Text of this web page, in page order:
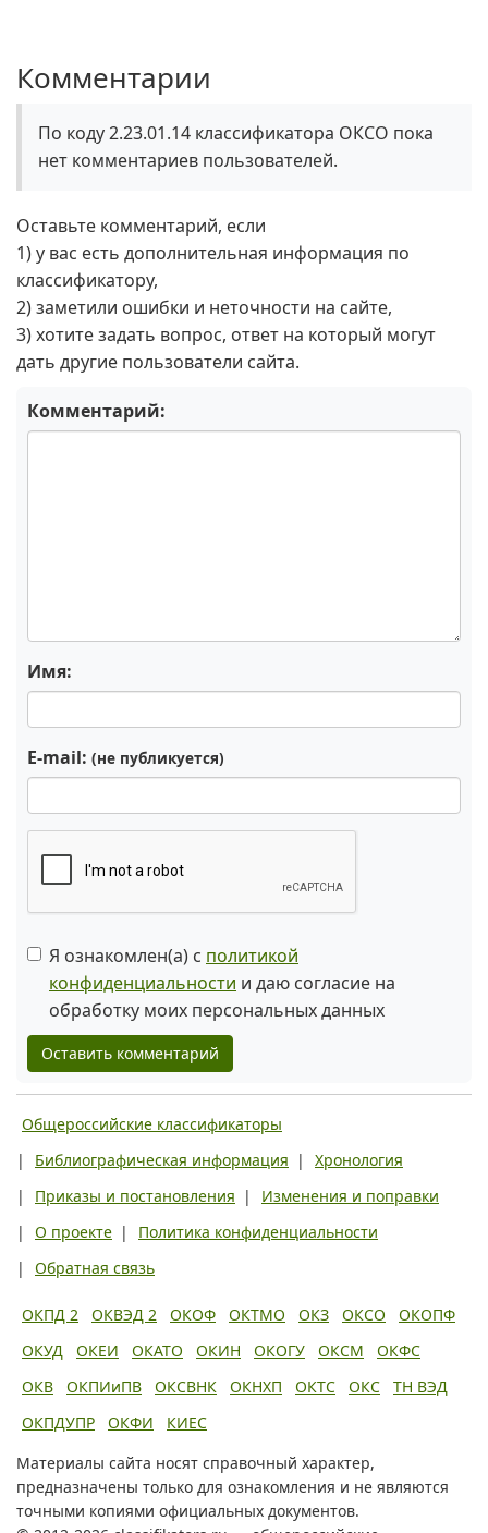
Комментарии
По коду 2.23.01.14 классификатора ОКСО пока
нет комментариев пользователей.
Оставьте комментарий, если
1) у вас есть дополнительная информация по
классификатору,
2) заметили ошибки и неточности на сайте,
3) хотите задать вопрос, ответ на который могут
дать другие пользователи сайта.
Комментарий:
Имя:
E-mail: (не публикуется)
Я ознакомлен(а) с политикой
конфиденциальности и даю согласие на
обработку моих персональных данных
Оставить комментарий
Общероссийские классификаторы
|
Библиографическая информация |
Хронология
|
Приказы и постановления |
Изменения и поправки
|
О проекте |
Политика конфиденциальности
|
Обратная связь
ОКПД 2 ОКВЭД 2 ОКОФ ОКТМО ОКЗ ОКСО
ОКОПФ
ОКУД
ОКЕИ ОКАТО ОКИН ОКОГУ ОКСМ
ОКФС
ОКВ
ОКПИиПВ ОКСВНК ОКНХП ОКТС ОКС
ТН ВЭД
ОКПДУПР
ОКФИ
КИЕС
Материалы сайта носят справочный характер,
предназначены только для ознакомления и не являются
точными копиями официальных документов.